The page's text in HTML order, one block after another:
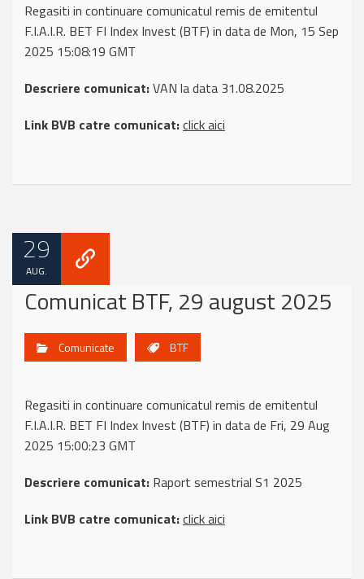
Regasiti in continuare comunicatul remis de emitentul
F.I.A.I.R. BET FI Index Invest (BTF) in data de Mon, 15 Sep
2025 15:08:19 GMT
Descriere comunicat:VAN la data 31.08.2025
Link BVB catre comunicat:click aici
29
AUG.
Comunicat BTF, 29 august 2025
Comunicate BTF
Regasiti in continuare comunicatul remis de emitentul
F.I.A.I.R. BET FI Index Invest (BTF) in data de Fri, 29 Aug
2025 15:00:23 GMT
Descriere comunicat: Raport semestrial S1 2025
Link BVB catre comunicat:click aici